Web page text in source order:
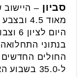
סביון – היישוב
מאוד 4.5
היום
בנתוני
ל-35.0 בשבוע האחרון.